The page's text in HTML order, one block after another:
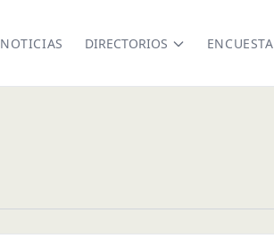
NOTICIAS DIRECTORIOS ENCUESTA